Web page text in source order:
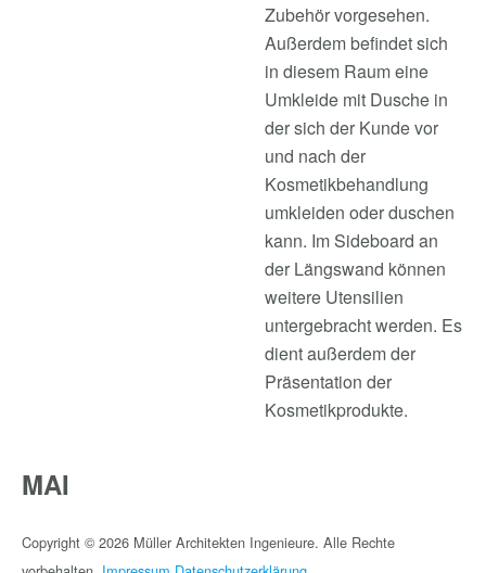
Zubehör vorgesehen.
Außerdem befindet sich
in diesem Raum eine
Umkleide mit Dusche in
der sich der Kunde vor
und nach der
Kosmetikbehandlung
umkleiden oder duschen
kann. Im Sideboard an
der Längswand können
weitere Utensilien
untergebracht werden. Es
dient außerdem der
Präsentation der
Kosmetikprodukte.
MAI
Copyright © 2026 Müller Architekten Ingenieure. Alle Rechte